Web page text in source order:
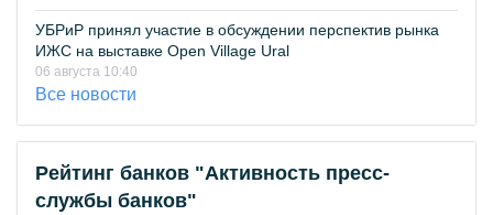
УБРиР принял участие в обсуждении перспектив рынка
ИЖС на выставке Open Village Ural
06 августа 10:40
Все новости
Рейтинг банков "Активность пресс-
службы банков"